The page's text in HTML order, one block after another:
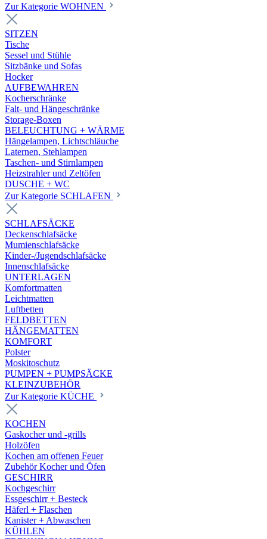
Zur Kategorie WOHNEN
SITZEN
Tische
Sessel und Stühle
Sitzbänke und Sofas
Hocker
AUFBEWAHREN
Kocherschränke
Falt- und Hängeschränke
Storage-Boxen
BELEUCHTUNG + WÄRME
Hängelampen, Lichtschläuche
Laternen, Stehlampen
Taschen- und Stirnlampen
Heizstrahler und Zeltöfen
DUSCHE + WC
Zur Kategorie SCHLAFEN
SCHLAFSÄCKE
Deckenschlafsäcke
Mumienschlafsäcke
Kinder-/Jugendschlafsäcke
Innenschlafsäcke
UNTERLAGEN
Komfortmatten
Leichtmatten
Luftbetten
FELDBETTEN
HÄNGEMATTEN
KOMFORT
Polster
Moskitoschutz
PUMPEN + PUMPSÄCKE
KLEINZUBEHÖR
Zur Kategorie KÜCHE
KOCHEN
Gaskocher und -grills
Holzöfen
Kochen am offenen Feuer
Zubehör Kocher und Öfen
GESCHIRR
Kochgeschirr
Essgeschirr + Besteck
Häferl + Flaschen
Kanister + Abwaschen
KÜHLEN